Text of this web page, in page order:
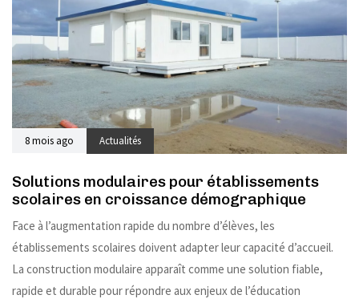
8 mois ago Actualités
Solutions modulaires pour établissements
scolaires en croissance démographique
Face à l’augmentation rapide du nombre d’élèves, les
établissements scolaires doivent adapter leur capacité d’accueil.
La construction modulaire apparaît comme une solution fiable,
rapide et durable pour répondre aux enjeux de l’éducation